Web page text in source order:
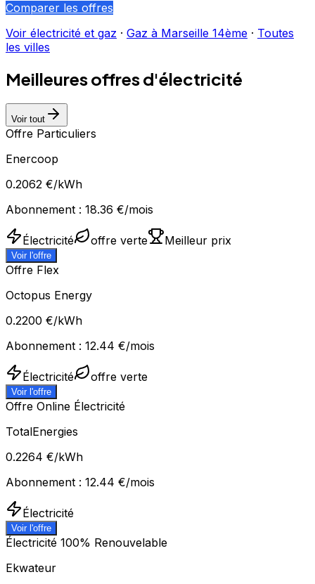
Comparer les offres
Voir électricité et gaz · Gaz à Marseille 14ème · Toutes
les villes
Meilleures offres d'électricité
Voir tout
Offre Particuliers
Enercoop
0.2062 €/kWh
Abonnement : 18.36 €/mois
Électricité offre verte Meilleur prix
Voir l'offre
Offre Flex
Octopus Energy
0.2200 €/kWh
Abonnement : 12.44 €/mois
Électricité offre verte
Voir l'offre
Offre Online Électricité
TotalEnergies
0.2264 €/kWh
Abonnement : 12.44 €/mois
Électricité
Voir l'offre
Électricité 100% Renouvelable
Ekwateur